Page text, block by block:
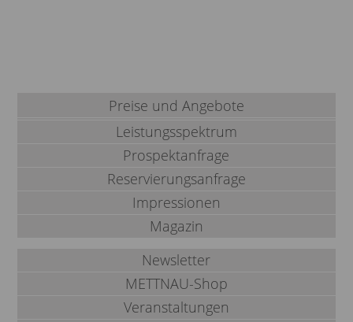
Preise und Angebote
Leistungsspektrum
Prospektanfrage
Reservierungsanfrage
Impressionen
Magazin
Newsletter
METTNAU-Shop
Veranstaltungen